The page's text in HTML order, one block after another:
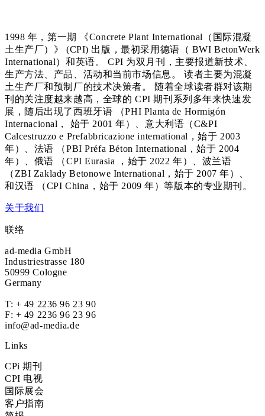
1998 年，第一期 《Concrete Plant International（国际混凝
土生产厂）》 (CPI) 出版，最初采用德语（ BWI BetonWerk
International）和英语。 CPI 为双月刊，主要报道新技术、
生产方法、产品、活动和当前市场信息。 读者主要为混凝
土生产厂和预制厂的技术决策者。 随着全球读者群对该期
刊的关注度越来越高，全球的 CPI 期刊系列多年来快速发
展，随后出现了西班牙语 （PHI Planta de Hormigón
Internacional， 始于 2001 年）、意大利语（C&PI
Calcestruzzo e Prefabbricazione international，始于 2003
年）、法语 （PBI Préfa Béton International，始于 2004
年）、俄语 （CPI Eurasia ，始于 2022 年）、波兰语
（ZBI Zaklady Betonowe International，始于 2007 年）、
和汉语 （CPI China，始于 2009 年）等版本的专业期刊。
关于我们
联络
ad-media GmbH
Industriestrasse 180
50999 Cologne
Germany
T: + 49 2236 96 23 90
F: + 49 2236 96 23 96
info@ad-media.de
Links
CPi 期刊
CPI 电视
国际展会
客户指南